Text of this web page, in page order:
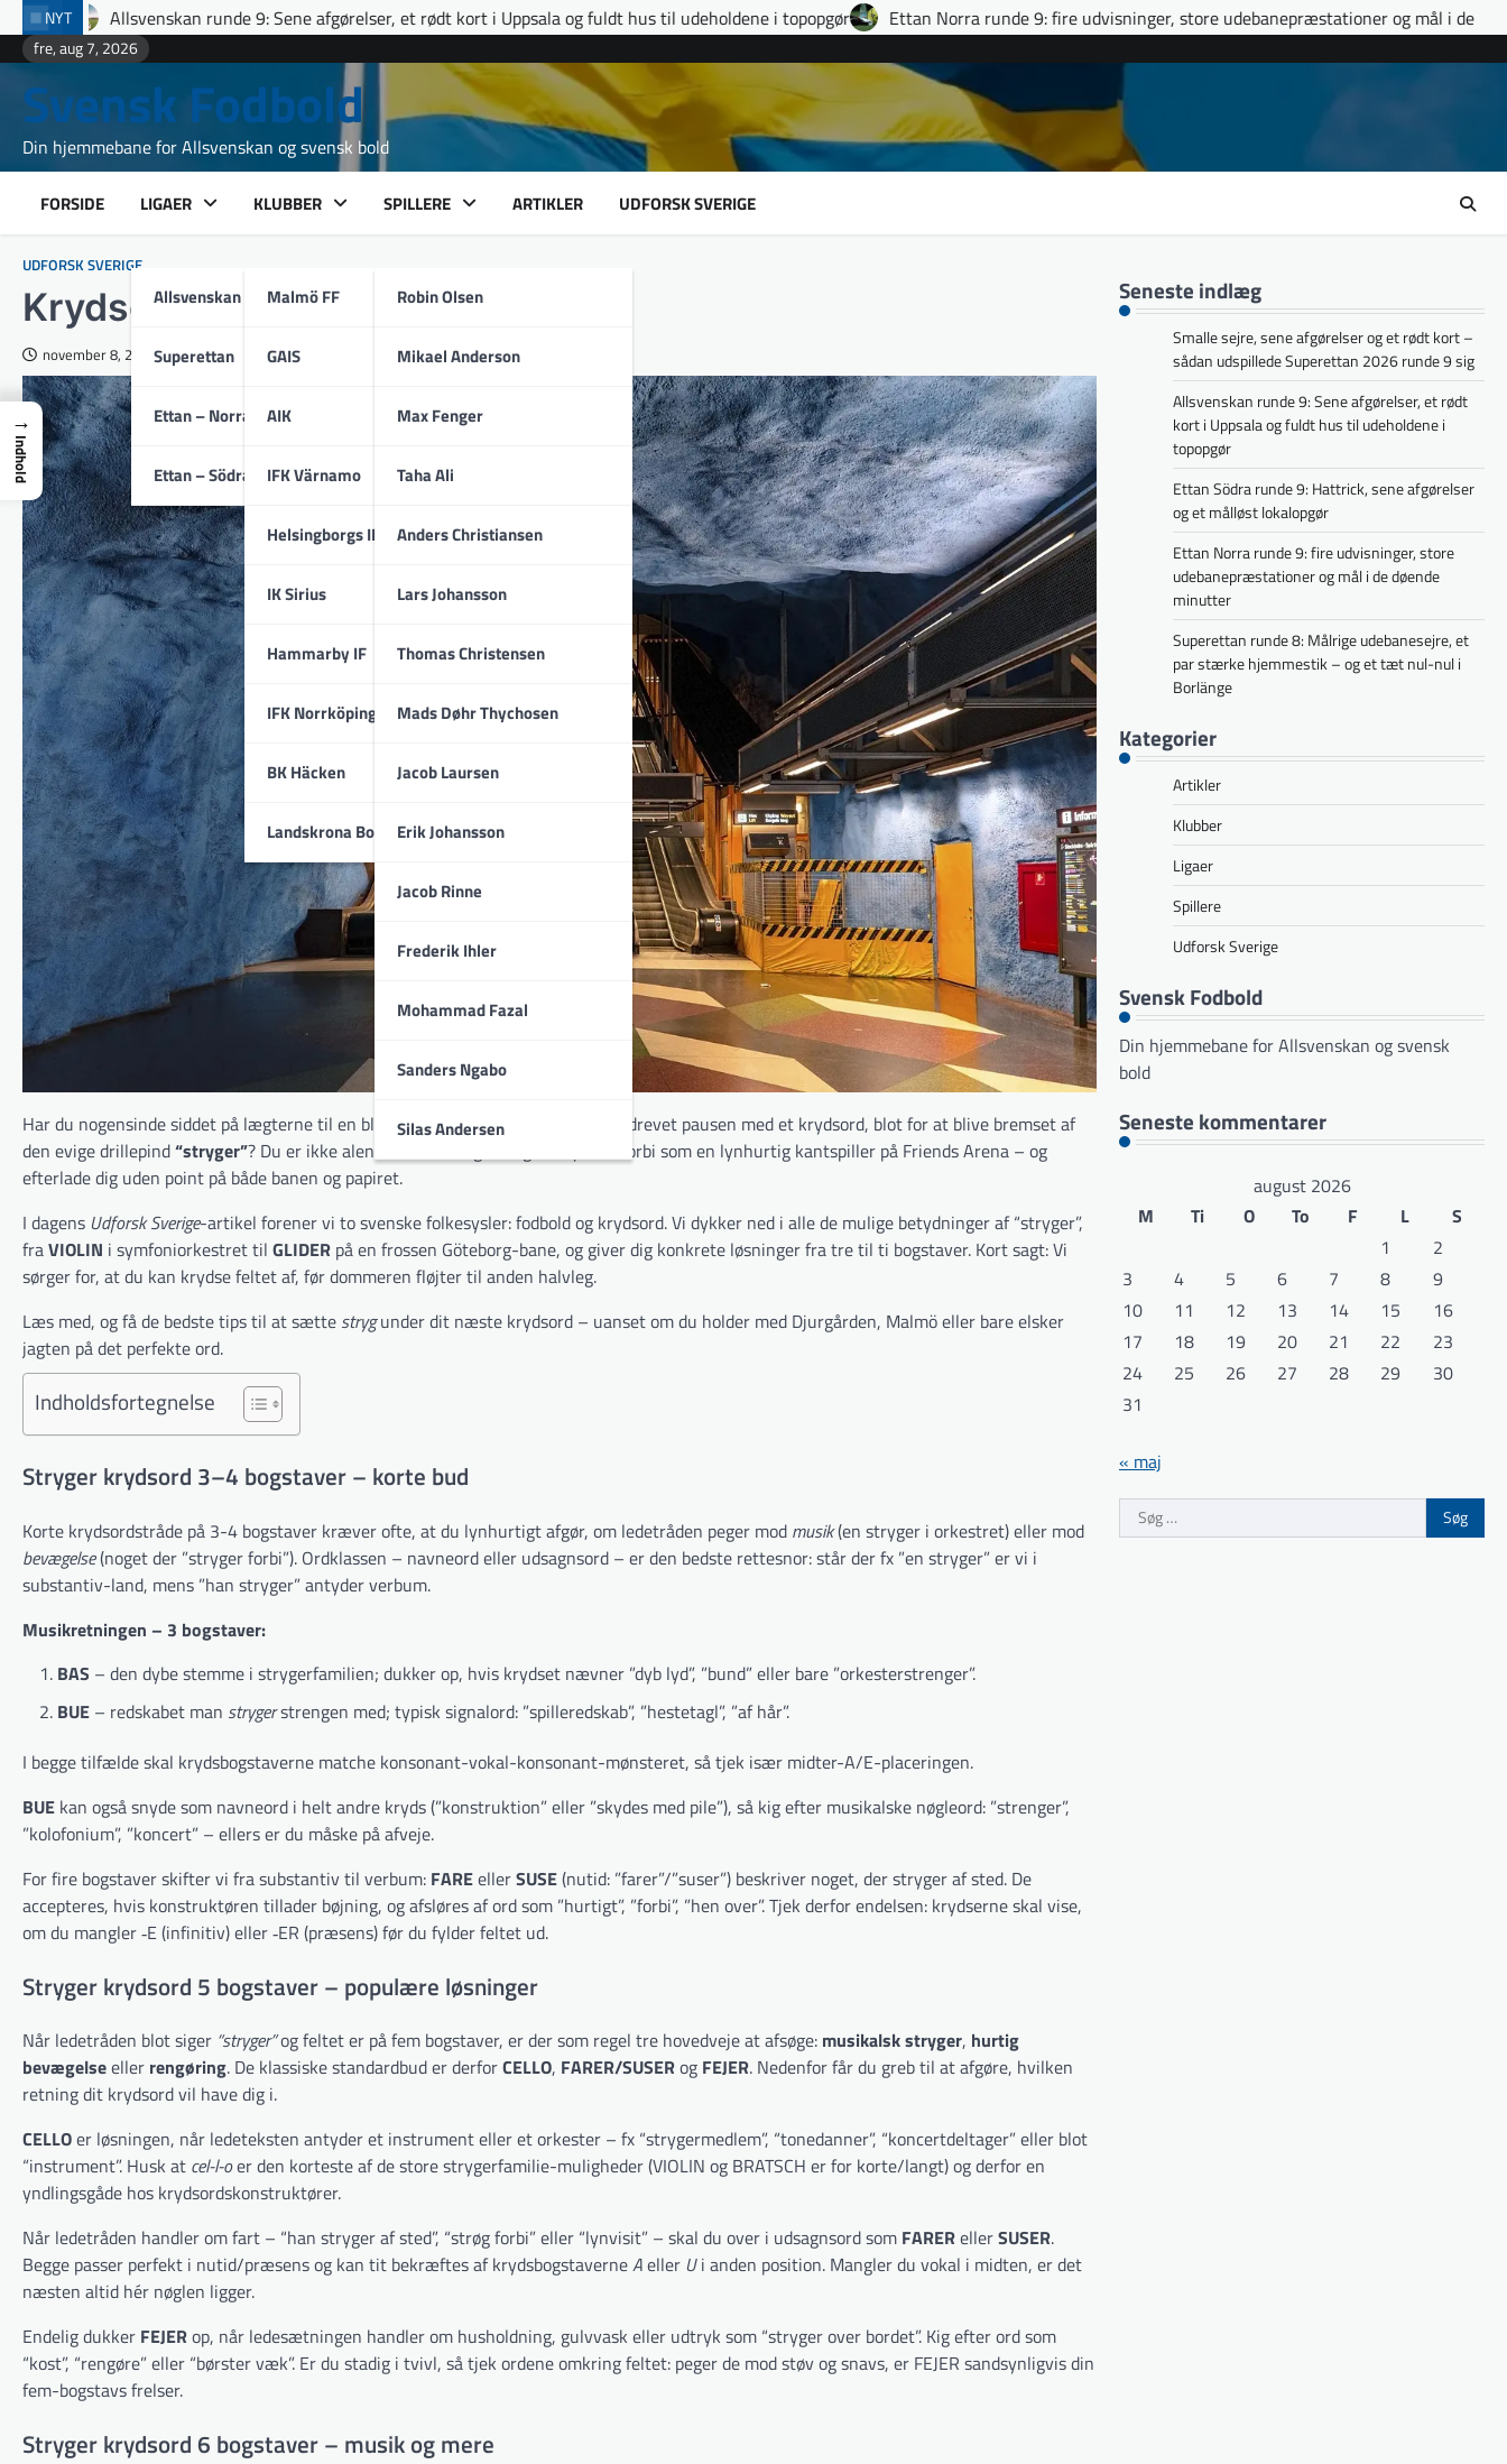
Skip
to
content
NYT
runde 9: Sene afgørelser, et rødt kort i Uppsala og fuldt hus til udeholdene i topopgør Ettan Norra runde 9: fire udvisninger, store udebanepræstationer og mål i de døende minutter
fre, aug 7, 2026
Svensk Fodbold
Din hjemmebane for Allsvenskan og svensk bold
FORSIDE LIGAER
Allsvenskan
Superettan
Ettan – Norra
Ettan – Södra
KLUBBER
Malmö FF
GAIS
AIK
IFK Värnamo
Helsingborgs IF
IK Sirius
Hammarby IF
IFK Norrköping
BK Häcken
Landskrona BoIS
SPILLERE
Robin Olsen
Mikael Anderson
Max Fenger
Taha Ali
Anders Christiansen
Lars Johansson
Thomas Christensen
Mads Døhr Thychosen
Jacob Laursen
Erik Johansson
Jacob Rinne
Frederik Ihler
Mohammad Fazal
Sanders Ngabo
Silas Andersen
ARTIKLER UDFORSK SVERIGE
UDFORSK SVERIGE
Krydsord Tips: Stryger
november 8, 2025
Har du nogensinde siddet på lægterne til en blæsende Allsvenskan-kamp og fordrevet pausen med et krydsord, blot for at blive bremset af
den evige drillepind“stryger”? Du er ikke alene! Ordet kan glide lige så lydløst forbi som en lynhurtig kantspiller på Friends Arena – og
efterlade dig uden point på både banen og papiret.
I dagens Udforsk Sverige-artikel forener vi to svenske folkesysler: fodbold og krydsord. Vi dykker ned i alle de mulige betydninger af “stryger”,
fraVIOLIN i symfoniorkestret til GLIDER på en frossen Göteborg-bane, og giver dig konkrete løsninger fra tre til ti bogstaver. Kort sagt: Vi
sørger for, at du kan krydse feltet af, før dommeren fløjter til anden halvleg.
Læs med, og få de bedste tips til at sætte strygunder dit næste krydsord – uanset om du holder med Djurgården, Malmö eller bare elsker
jagten på det perfekte ord.
Indholdsfortegnelse
Stryger krydsord 3–4 bogstaver – korte bud
Korte krydsordstråde på 3-4 bogstaver kræver ofte, at du lynhurtigt afgør, om ledetråden peger mod musik(en stryger i orkestret) eller mod
bevægelse(noget der ”stryger forbi”). Ordklassen – navneord eller udsagnsord – er den bedste rettesnor: står der fx ”en stryger” er vi i
substantiv-land, mens ”han stryger” antyder verbum.
Musikretningen – 3 bogstaver:
BAS – den dybe stemme i strygerfamilien; dukker op, hvis krydset nævner ”dyb lyd”, ”bund” eller bare ”orkesterstrenger”.
BUE – redskabet man strygerstrengen med; typisk signalord: ”spilleredskab”, ”hestetagl”, ”af hår”.
I begge tilfælde skal krydsbogstaverne matche konsonant-vokal-konsonant-mønsteret, så tjek især midter-A/E-placeringen.
BUE kan også snyde som navneord i helt andre kryds (”konstruktion” eller ”skydes med pile”), så kig efter musikalske nøgleord: ”strenger”,
”kolofonium”, ”koncert” – ellers er du måske på afveje.
For fire bogstaver skifter vi fra substantiv til verbum: FAREellerSUSE(nutid: ”farer”/”suser”) beskriver noget, der stryger af sted. De
accepteres, hvis konstruktøren tillader bøjning, og afsløres af ord som ”hurtigt”, ”forbi”, ”hen over”. Tjek derfor endelsen: krydserne skal vise,
om du mangler ‑E (infinitiv) eller ‑ER (præsens) før du fylder feltet ud.
Stryger krydsord 5 bogstaver – populære løsninger
Når ledetråden blot siger “stryger”og feltet er på fem bogstaver, er der som regel tre hovedveje at afsøge: musikalsk stryger, hurtig
bevægelseeller rengøring. De klassiske standardbud er derforCELLO, FARER/SUSERog FEJER. Nedenfor får du greb til at afgøre, hvilken
retning dit krydsord vil have dig i.
CELLOer løsningen, når ledeteksten antyder et instrument eller et orkester – fx “strygermedlem”, “tonedanner”, “koncertdeltager” eller blot
“instrument”. Husk at cel-l-oer den korteste af de store strygerfamilie-muligheder (VIOLIN og BRATSCH er for korte/langt) og derfor en
yndlingsgåde hos krydsordskonstruktører.
Når ledetråden handler om fart – “han stryger af sted”, “strøg forbi” eller “lynvisit” – skal du over i udsagnsord som FARERellerSUSER.
Begge passer perfekt i nutid/præsens og kan tit bekræftes af krydsbogstaverneAeller Ui anden position. Mangler du vokal i midten, er det
næsten altid hér nøglen ligger.
Endelig dukker FEJERop, når ledesætningen handler om husholdning, gulvvask eller udtryk som “stryger over bordet”. Kig efter ord som
“kost”, “rengøre” eller “børster væk”. Er du stadig i tvivl, så tjek ordene omkring feltet: peger de mod støv og snavs, er FEJER sandsynligvis din
fem-bogstavs frelser.
Stryger krydsord 6 bogstaver – musik og mere
Seneste indlæg
Smalle sejre, sene afgørelser og et rødt kort –
sådan udspillede Superettan 2026 runde 9 sig
Allsvenskan runde 9: Sene afgørelser, et rødt
kort i Uppsala og fuldt hus til udeholdene i
topopgør
Ettan Södra runde 9: Hattrick, sene afgørelser
og et målløst lokalopgør
Ettan Norra runde 9: fire udvisninger, store
udebanepræstationer og mål i de døende
minutter
Superettan runde 8: Målrige udebanesejre, et
par stærke hjemmestik – og et tæt nul-nul i
Borlänge
Kategorier
Artikler
Klubber
Ligaer
Spillere
Udforsk Sverige
Svensk Fodbold
Din hjemmebane for Allsvenskan og svensk
bold
Seneste kommentarer
august 2026
M
Ti O To F L
S
1
2
3
4 5 6 7 8
9
10
11 12 13 14 15
16
17
18 19 20 21 22
23
24
25 26 27 28 29
30
31
« maj
Søg
efter:
→
Indhold